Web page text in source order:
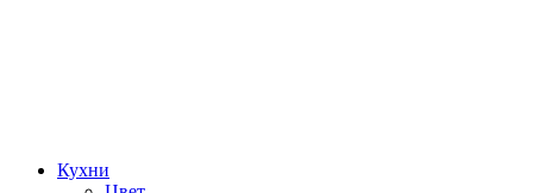
Кухни